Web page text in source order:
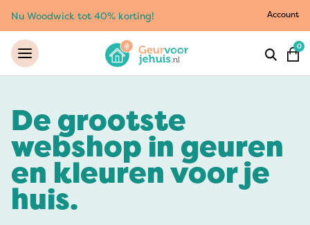
Nu Woodwick tot 40% korting! Account
0
De grootste
webshop in geuren
en kleuren voor je
huis.